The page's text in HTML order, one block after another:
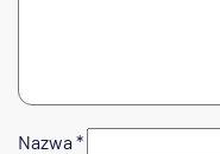
Nazwa *